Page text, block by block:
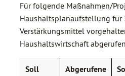
Für folgende Maßnahmen/
Haushaltsplanaufstellung für
Verstärkungsmittel
Haushaltswirtschaft
Soll Abgerufene